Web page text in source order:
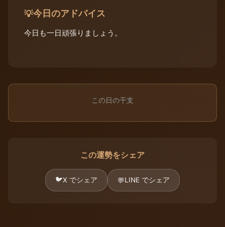
💡今日のアドバイス
今日も一日頑張りましょう。
この日の干支
この運勢をシェア
🐦X でシェア 💬LINE でシェア